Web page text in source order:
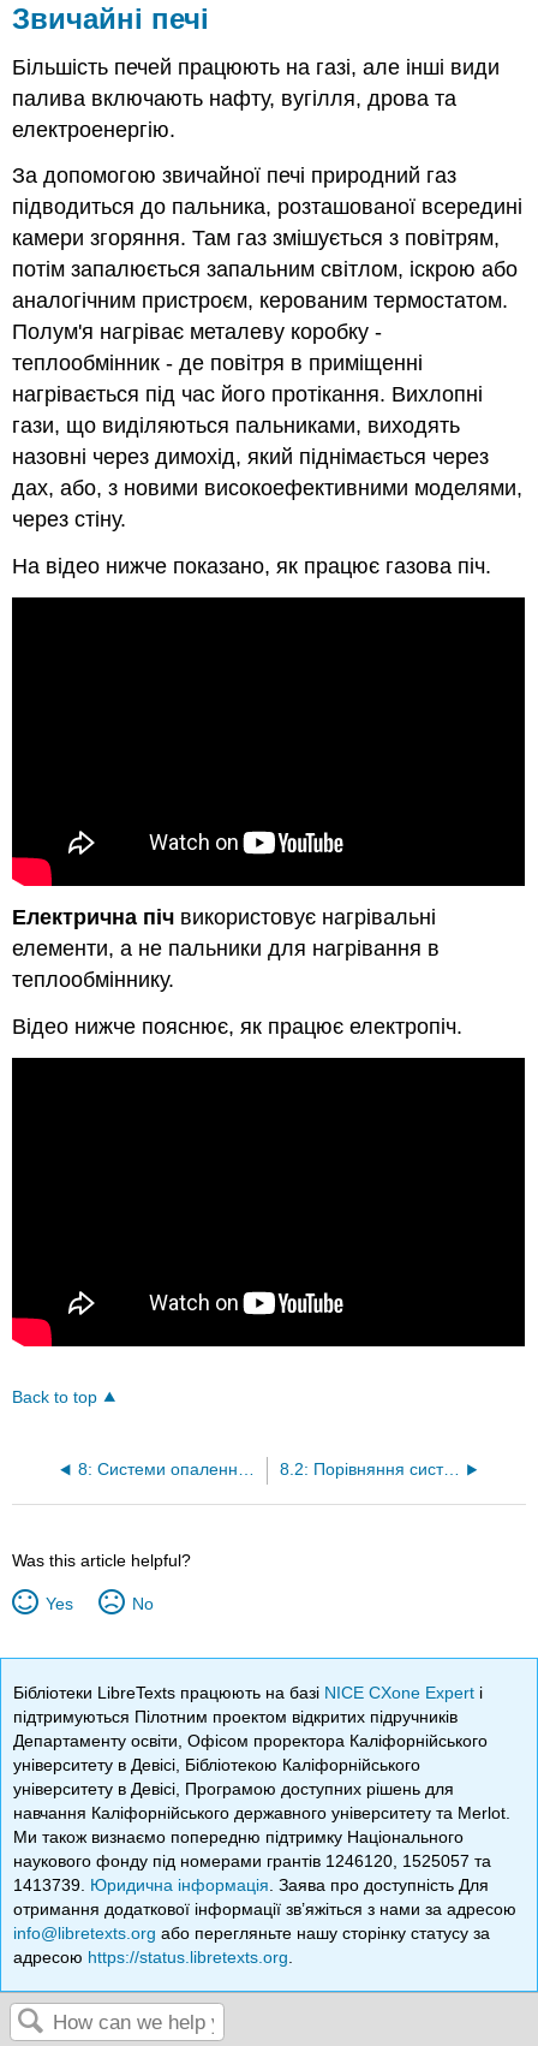
Звичайні печі
Більшість печей працюють на газі, але інші види
палива включають нафту, вугілля, дрова та
електроенергію.
За допомогою звичайної печі природний газ
підводиться до пальника, розташованої всередині
камери згоряння. Там газ змішується з повітрям,
потім запалюється запальним світлом, іскрою або
аналогічним пристроєм, керованим термостатом.
Полум'я нагріває металеву коробку -
теплообмінник - де повітря в приміщенні
нагрівається під час його протікання. Вихлопні
гази, що виділяються пальниками, виходять
назовні через димохід, який піднімається через
дах, або, з новими високоефективними моделями,
через стіну.
На відео нижче показано, як працює газова піч.
Електрична піч використовує нагрівальні
елементи, а не пальники для нагрівання в
теплообміннику.
Відео нижче пояснює, як працює електропіч.
Back to top
8: Системи опалення будинку 8.2: Порівняння систем опалення будинку (II)
Was this article helpful?
Yes No
Бібліотеки LibreTexts працюють на базі NICE CXone Expert і
підтримуються Пілотним проектом відкритих підручників
Департаменту освіти, Офісом проректора Каліфорнійського
університету в Девісі, Бібліотекою Каліфорнійського
університету в Девісі, Програмою доступних рішень для
навчання Каліфорнійського державного університету та Merlot.
Ми також визнаємо попередню підтримку Національного
наукового фонду під номерами грантів 1246120, 1525057 та
1413739. Юридична інформація . Заява про доступність Для
отримання додаткової інформації зв’яжіться з нами за адресою
info@libretexts.org або перегляньте нашу сторінку статусу за
адресою https://status.libretexts.org